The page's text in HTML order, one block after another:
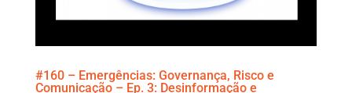
#160 – Emergências: Governança, Risco e
Comunicação – Ep. 3: Desinformação e